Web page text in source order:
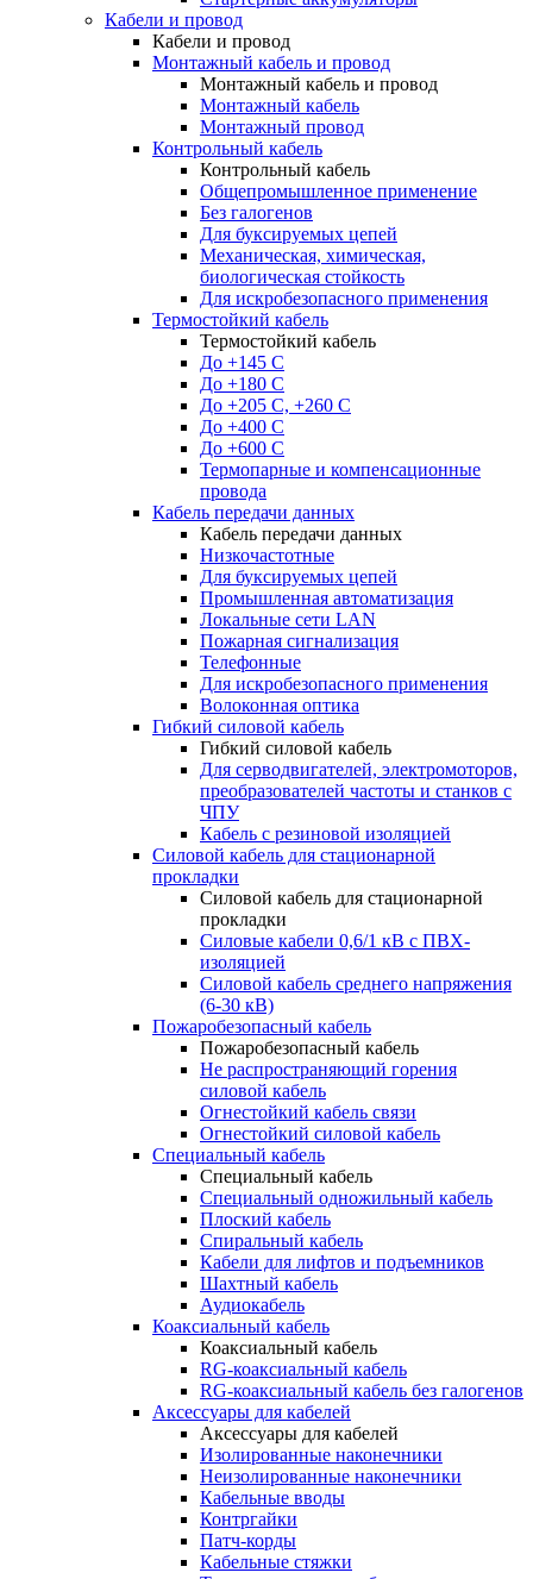
Кабели и провод
Кабели и провод
Монтажный кабель и провод
Монтажный кабель и провод
Монтажный кабель
Монтажный провод
Контрольный кабель
Контрольный кабель
Общепромышленное применение
Без галогенов
Для буксируемых цепей
Механическая, химическая,
биологическая стойкость
Для искробезопасного применения
Термостойкий кабель
Термостойкий кабель
До +145 С
До +180 C
До +205 С, +260 С
До +400 C
До +600 С
Термопарные и компенсационные
провода
Кабель передачи данных
Кабель передачи данных
Низкочастотные
Для буксируемых цепей
Промышленная автоматизация
Локальные сети LAN
Пожарная сигнализация
Телефонные
Для искробезопасного применения
Волоконная оптика
Гибкий силовой кабель
Гибкий силовой кабель
Для серводвигателей, электромоторов,
преобразователей частоты и станков с
ЧПУ
Кабель с резиновой изоляцией
Силовой кабель для стационарной
прокладки
Силовой кабель для стационарной
прокладки
Силовые кабели 0,6/1 кВ с ПВХ-
изоляцией
Силовой кабель среднего напряжения
(6-30 кВ)
Пожаробезопасный кабель
Пожаробезопасный кабель
Не распространяющий горения
силовой кабель
Огнестойкий кабель связи
Огнестойкий силовой кабель
Специальный кабель
Специальный кабель
Специальный одножильный кабель
Плоский кабель
Спиральный кабель
Кабели для лифтов и подъемников
Шахтный кабель
Аудиокабель
Коаксиальный кабель
Коаксиальный кабель
RG-коаксиальный кабель
RG-коаксиальный кабель без галогенов
Аксессуары для кабелей
Аксессуары для кабелей
Изолированные наконечники
Неизолированные наконечники
Кабельные вводы
Контргайки
Патч-корды
Кабельные стяжки